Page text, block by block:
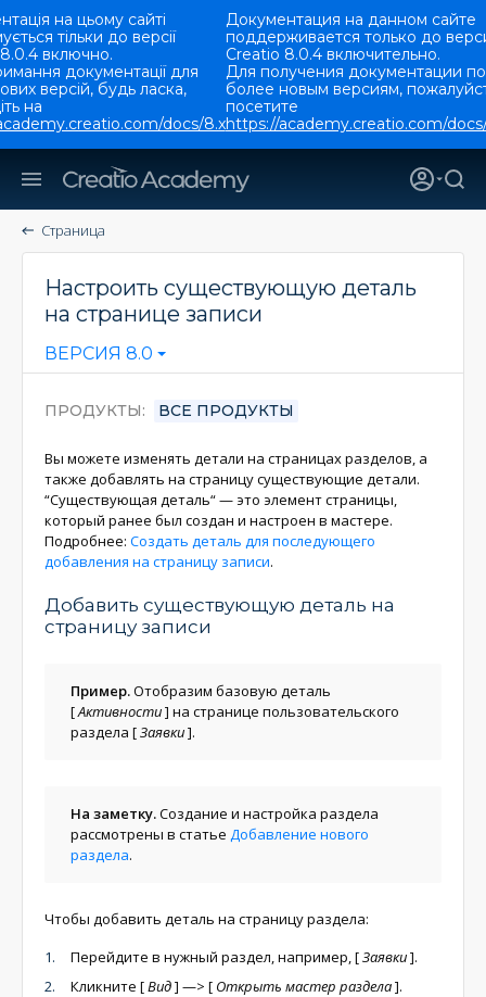
на цьому сайті
тільки до версії
включно.
документації для
версій, будь ласка,
на
docs/8.x
Документация на данном сайте
поддерживается только до
Creatio 8.0.4 включительно.
Для получения документации по
более новым версиям,
посетите
https://academy.creatio.com/
Страница
Настроить существующую деталь
на странице записи
ВЕРСИЯ 8.0
ПРОДУКТЫ ВСЕ ПРОДУКТЫ
Вы можете изменять детали на страницах разделов, а
также добавлять на страницу существующие детали.
“Существующая деталь“ — это элемент страницы,
который ранее был создан и настроен в мастере.
Подробнее: Создать деталь для последующего
добавления на страницу записи.
Добавить существующую деталь на
страницу записи
Пример.Отобразим базовую деталь
[Активности] на странице пользовательского
раздела [Заявки].
На заметку.Создание и настройка раздела
рассмотрены в статье Добавление нового
раздела.
Чтобы добавить деталь на страницу раздела:
Перейдите в нужный раздел, например,[Заявки].
Кликните [Вид] —> [ Открыть мастер раздела].